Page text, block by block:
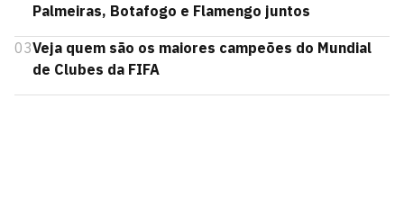
Palmeiras, Botafogo e Flamengo juntos
03Veja quem são os maiores campeões do Mundial
de Clubes da FIFA